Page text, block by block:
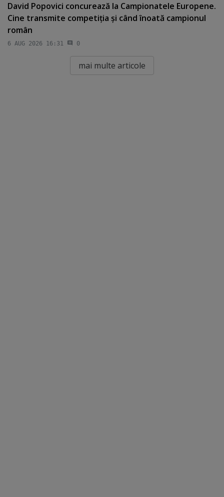
David Popovici concurează la Campionatele Europene.
Cine transmite competiţia şi când înoată campionul
român
6 AUG 2026 16:31 0
mai multe articole